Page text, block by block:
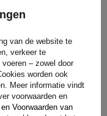
van de website te
verkeer te
– zowel door
worden ook
Meer informatie vindt
voorwaarden en
Voorwaarden van